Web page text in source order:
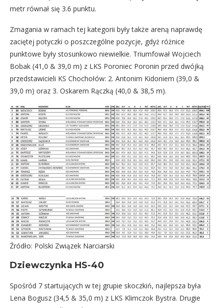
metr równał się 3.6 punktu.
Zmagania w ramach tej kategorii były także areną naprawdę
zaciętej potyczki o poszczególne pozycje, gdyż różnice
punktowe były stosunkowo niewielkie. Triumfował Wojciech
Bobak (41,0 & 39,0 m) z LKS Poroniec Poronin przed dwójką
przedstawicieli KS Chochołów: 2. Antonim Kidoniem (39,0 &
39,0 m) oraz 3. Oskarem Rączką (40,0 & 38,5 m).
Źródło: Polski Związek Narciarski
Dziewczynka HS-40
Spośród 7 startujących w tej grupie skoczkiń, najlepsza była
Lena Bogusz (34,5 & 35,0 m) z LKS Klimczok Bystra. Drugie